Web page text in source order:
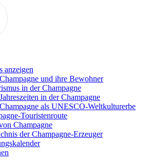
anzeigen
und ihre Bewohner
in der Champagne
in der Champagne
als UNESCO-Weltkulturerbe
Touristenroute
Champagne
der Champagne-Erzeuger